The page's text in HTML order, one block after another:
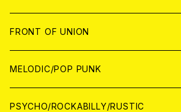
JAPAN
アナログ
CD
WORLD
アナログ
FRONT OF UNION
MELODIC/POP PUNK
JAPAN
PSYCHO/ROCKABILLY/RUSTIC